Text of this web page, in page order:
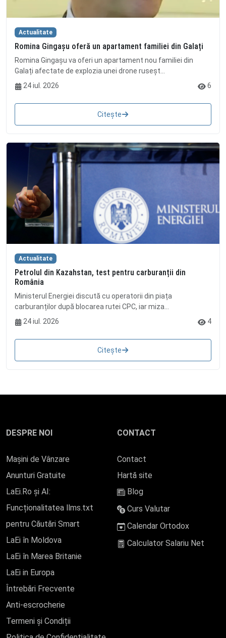
Actualitate
Romina Gingașu oferă un apartament familiei din Galați
Romina Gingașu va oferi un apartament nou familiei din
Galați afectate de explozia unei drone ruseșt...
24 iul. 2026
6
Citește
Actualitate
Petrolul din Kazahstan, test pentru carburanții din
România
Ministerul Energiei discută cu operatorii din piața
carburanților după blocarea rutei CPC, iar miza...
24 iul. 2026
4
Citește
DESPRE NOI
Mașini de Vânzare
Anunturi Gratuite
LaEi.Ro și AI:
Funcționalitatea llms.txt
pentru Căutări Smart
LaEi în Moldova
LaEi în Marea Britanie
LaEi in Europa
Întrebări Frecvente
Anti-escrocherie
Termeni și Condiții
CONTACT
Contact
Hartă site
Blog
Curs Valutar
Calendar Ortodox
Calculator Salariu Net